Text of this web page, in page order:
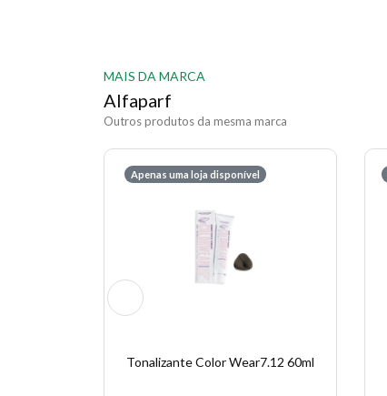
MAIS DA MARCA
Alfaparf
Outros produtos da mesma marca
Apenas uma loja disponível
Tonalizante Color Wear7.12 60ml